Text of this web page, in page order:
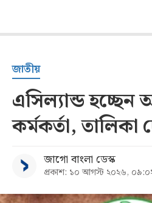
জাতীয়
এসিল্যান্ড
কর্মকর্তা,
জাগো বাংলা ডেস্ক
প্রকাশ: ১০ আগস্ট ২০২৬,